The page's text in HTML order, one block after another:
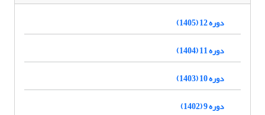
دوره 12 (1405)
دوره 11 (1404)
دوره 10 (1403)
دوره 9 (1402)